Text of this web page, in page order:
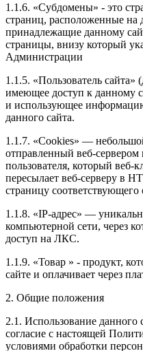
1.1.6. «Субдомены» - это
страниц, расположенные на
принадлежащие данному
страницы, внизу который
Администрации
1.1.5. «Пользователь сайта»
имеющее доступ к данному
и использующее
данного сайта.
1.1.7. «Cookies» —
отправленный веб-
пользователя, который веб-
пересылает веб-серверу в
страницу соответствующего
1.1.8. «IP-адрес» —
компьютерной сети, через
доступ на ЛКС.
1.1.9. «Товар » - продукт,
сайте и оплачивает через
2. Общие положения
2.1. Использование данного
согласие с настоящей
условиями обработки